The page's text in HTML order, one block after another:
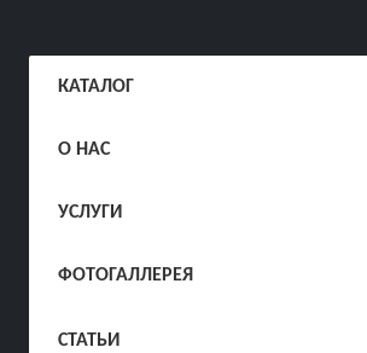
КАТАЛОГ
О НАС
УСЛУГИ
ФОТОГАЛЛЕРЕЯ
СТАТЬИ